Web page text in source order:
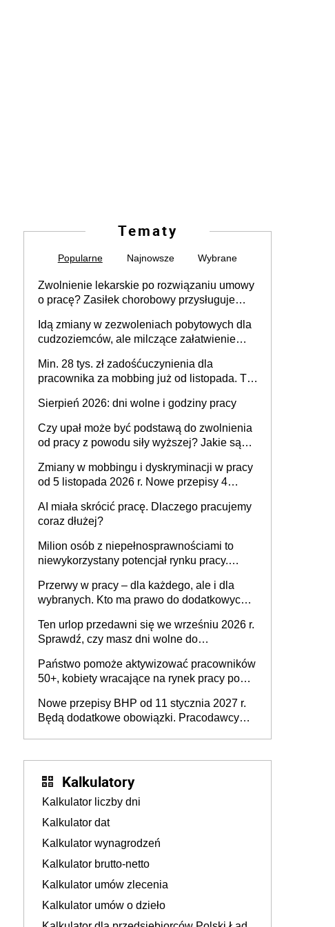
Tematy
Popularne Najnowsze Wybrane
Zwolnienie lekarskie po rozwiązaniu umowy
o pracę? Zasiłek chorobowy przysługuje
dni od ustania stosunku pracy
Idą zmiany w zezwoleniach pobytowych dla
cudzoziemców, ale milczące załatwienie
Min. 28 tys. zł zadośćuczynienia dla
pracownika za mobbing już od listopada. To
zespołu
Sierpień 2026: dni wolne i godziny pracy
Czy upał może być podstawą do zwolnienia
od pracy z powodu siły wyższej? Jakie są
Zmiany w mobbingu i dyskryminacji w pracy
od 5 listopada 2026 r. Nowe przepisy 4
Ustaw
AI miała skrócić pracę. Dlaczego pracujemy
coraz dłużej?
Milion osób z niepełnosprawnościami to
niewykorzystany potencjał rynku pracy.
dofinansowań czy refundacji, ale bariery po
stronie systemu i świadomości
pracodawców [WYWIAD]
Przerwy w pracy – dla każdego, ale i dla
wybranych. Kto ma prawo do dodatkowych
Ten urlop przedawni się we wrześniu 2026 r.
Sprawdź, czy masz dni wolne do
Państwo pomoże aktywizować pracowników
50+, kobiety wracające na rynek pracy po
osoby neuroatypowe. Powstanie Fundusz
na rzecz Inkluzywności w Zatrudnianiu?
Nowe przepisy BHP od 11 stycznia 2027 r.
Będą dodatkowe obowiązki. Pracodawcy
Kalkulatory
Kalkulator liczby dni
Kalkulator dat
Kalkulator wynagrodzeń
Kalkulator brutto-netto
Kalkulator umów zlecenia
Kalkulator umów o dzieło